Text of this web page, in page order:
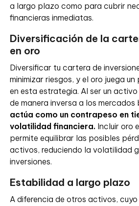
a largo plazo como para cubrir
financieras inmediatas.
Diversificación de la
en oro
Diversificar tu cartera de
minimizar riesgos, y el oro juega
en esta estrategia. Al ser un activo
de manera inversa a los mercados
actúa como un contrapeso en
volatilidad financiera. Incluir oro
permite equilibrar las posibles
activos, reduciendo la volatilidad
inversiones.
Estabilidad a largo plazo
A diferencia de otros activos,